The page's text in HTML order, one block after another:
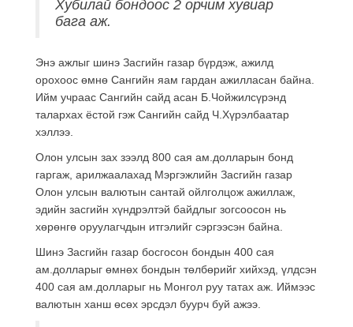
Хубилай бондоос 2 орчим хувиар
бага аж.
Энэ ажлыг шинэ Засгийн газар бүрдэж, ажилд
орохоос өмнө Сангийн яам гардан ажилласан байна.
Ийм учраас Сангийн сайд асан Б.Чойжилсүрэнд
талархах ёстой гэж Сангийн сайд Ч.Хүрэлбаатар
хэллээ.
Олон улсын зах зээлд 800 сая ам.долларын бонд
гаргаж, арилжаалахад Мэргэжлийн Засгийн газар
Олон улсын валютын сантай ойлголцож ажиллаж,
эдийн засгийн хүндрэлтэй байдлыг зогсоосон нь
хөрөнгө оруулагчдын итгэлийг сэргээсэн байна.
Шинэ Засгийн газар босгосон бондын 400 сая
ам.долларыг өмнөх бондын төлбөрийг хийхэд, үлдсэн
400 сая ам.долларыг нь Монгол руу татах аж. Иймээс
валютын ханш өсөх эрсдэл буурч буй ажээ.